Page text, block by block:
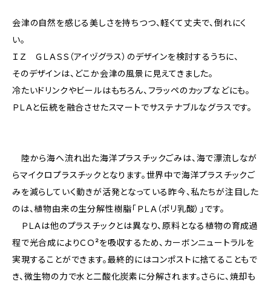
会津の自然を感じる美しさを持ちつつ、軽くて丈夫で、倒れにく
い。
ＩＺ ＧＬＡＳＳ（アイヅグラス）のデザインを検討するうちに、
そのデザインは、どこか会津の風景に見えてきました。
冷たいドリンクやビールはもちろん、フラッペのカップなどにも。
ＰＬＡと伝統を融合させたスマートでサステナブルなグラスです。
陸から海へ流れ出た海洋プラスチックごみは、海で漂流しなが
らマイクロプラスチックとなります。世界中で海洋プラスチックご
みを減らしていく動きが活発となっている昨今、私たちが注目した
のは、植物由来の生分解性樹脂「ＰＬＡ（ポリ乳酸）」です。
ＰＬＡは他のプラスチックとは異なり、原料となる植物の育成過
程で光合成によりＣＯ²を吸収するため、カーボンニュートラルを
実現することができます。最終的にはコンポストに捨てることもで
き、微生物の力で水と二酸化炭素に分解されます。さらに、焼却も